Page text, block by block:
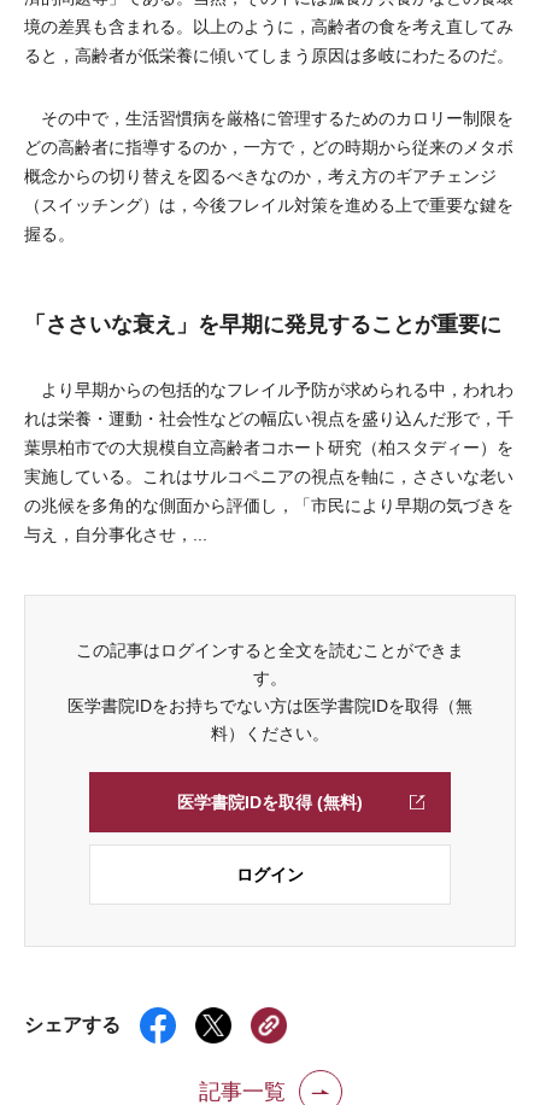
境の差異も含まれる。以上のように，高齢者の食を考え直してみ
ると，高齢者が低栄養に傾いてしまう原因は多岐にわたるのだ。
その中で，生活習慣病を厳格に管理するためのカロリー制限を
どの高齢者に指導するのか，一方で，どの時期から従来のメタボ
概念からの切り替えを図るべきなのか，考え方のギアチェンジ
（スイッチング）は，今後フレイル対策を進める上で重要な鍵を
握る。
「ささいな衰え」を早期に発見することが重要に
より早期からの包括的なフレイル予防が求められる中，われわ
れは栄養・運動・社会性などの幅広い視点を盛り込んだ形で，千
葉県柏市での大規模自立高齢者コホート研究（柏スタディー）を
実施している。これはサルコペニアの視点を軸に，ささいな老い
の兆候を多角的な側面から評価し，「市民により早期の気づきを
与え，自分事化させ，...
この記事はログインすると全文を読むことができま
す。
医学書院IDをお持ちでない方は医学書院IDを取得（無
料）ください。
医学書院IDを取得 (無料)
ログイン
シェアする
記事一覧